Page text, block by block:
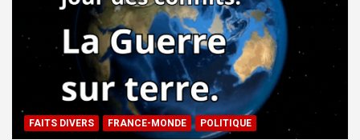
FAITS DIVERS FRANCE-MONDE POLITIQUE